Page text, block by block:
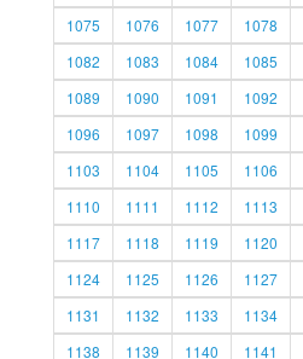
1075
1076 1077 1078
1082
1083 1084 1085
1089
1090 1091 1092
1096
1097 1098 1099
1103
1104 1105 1106
1110
1111 1112 1113
1117
1118 1119 1120
1124
1125 1126 1127
1131
1132 1133 1134
1138
1139 1140 1141